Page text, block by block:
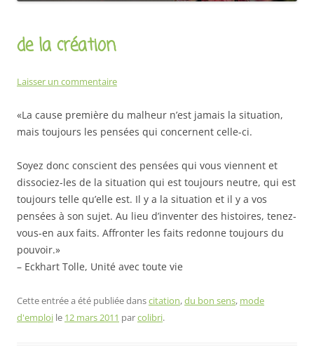
de la création
Laisser un commentaire
«La cause première du malheur n’est jamais la situation,
mais toujours les pensées qui concernent celle-ci.
Soyez donc conscient des pensées qui vous viennent et
dissociez-les de la situation qui est toujours neutre, qui est
toujours telle qu’elle est. Il y a la situation et il y a vos
pensées à son sujet. Au lieu d’inventer des histoires, tenez-
vous-en aux faits. Affronter les faits redonne toujours du
pouvoir.»
– Eckhart Tolle, Unité avec toute vie
Cette entrée a été publiée danscitation,du bon sens, mode
d'emploi le 12 mars 2011 parcolibri.